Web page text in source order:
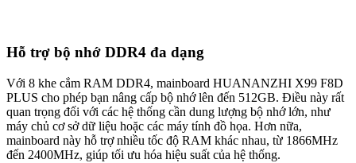
Hỗ trợ bộ nhớ DDR4 đa dạng
Với 8 khe cắm RAM DDR4, mainboard HUANANZHI X99 F8D
PLUS cho phép bạn nâng cấp bộ nhớ lên đến 512GB. Điều này rất
quan trọng đối với các hệ thống cần dung lượng bộ nhớ lớn, như
máy chủ cơ sở dữ liệu hoặc các máy tính đồ họa. Hơn nữa,
mainboard này hỗ trợ nhiều tốc độ RAM khác nhau, từ 1866MHz
đến 2400MHz, giúp tối ưu hóa hiệu suất của hệ thống.